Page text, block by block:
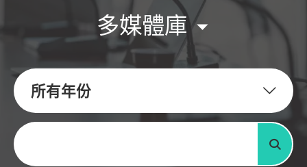
多媒體庫
所有年份
關鍵字
搜尋